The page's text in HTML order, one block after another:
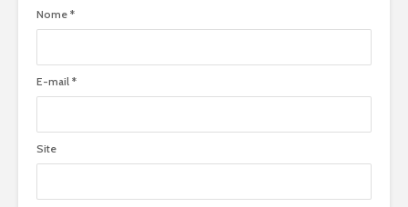
Nome *
E-mail *
Site